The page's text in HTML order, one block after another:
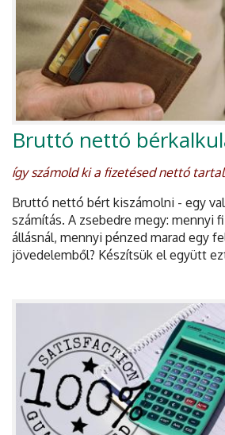
Bruttó nettó
így számold ki a fizetésed nettó
Bruttó nettó bért kiszámolni - egy
számítás. A zsebedre megy: mennyi
állásnál, mennyi pénzed marad egy
jövedelemből? Készítsük el együtt